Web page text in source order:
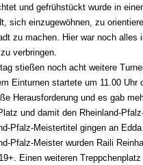
und gefrühstückt wurde in
sich einzugewöhnen, zu
zu machen. Hier war noch
verbringen.
stießen noch acht weitere
Einturnen startete um 11.00
Herausforderung und es gab
und damit den Rheinland-
Pfalz-Meistertitel gingen an
Pfalz-Meister wurden Raili
Einen weiteren